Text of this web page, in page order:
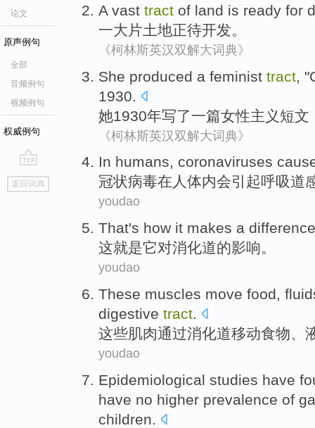
论文
原声例句
全部
音频例句
视频例句
权威例句
go
top
返回词典
A vast tract of land is ready for
一大片土地正待开发。
《柯林斯英汉双解大词典》
She produced a feminist tract ,
1930.
她1930年写了一篇女性主义 短文
《柯林斯英汉双解大词典》
In humans, coronaviruses
冠状病毒在人体内会引起呼吸道
youdao
That's how it makes a difference
这就是它对消化道的影响。
youdao
These muscles move food,
digestive tract.
这些肌肉通过消化道移动食物、
youdao
Epidemiological studies have
have no higher prevalence of
children.